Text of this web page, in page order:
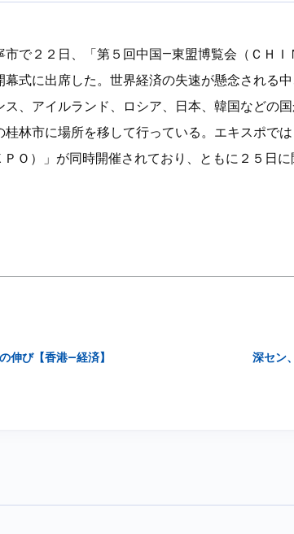
市で２２日、「第５回中国—東盟博覧会（ＣＨ
幕式に出席した。世界経済の失速が懸念される
ス、アイルランド、ロシア、日本、韓国などの
林市に場所を移して行っている。エキスポで
Ｏ）」が同時開催されており、ともに２５日
深セン
伸び【香港—経済】